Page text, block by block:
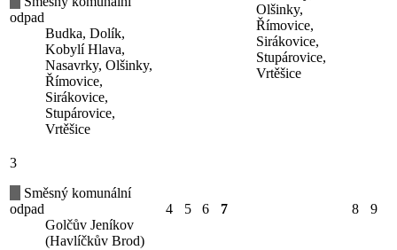
odpad
Budka, Dolík,
Kobylí Hlava,
Nasavrky, Olšinky,
Římovice,
Sirákovice,
Stupárovice,
Vrtěšice
Olšinky,
Římovice,
Sirákovice,
Stupárovice,
Vrtěšice
3
Směsný komunální
odpad
Golčův Jeníkov
(Havlíčkův Brod)
4 5 6 7 8 9